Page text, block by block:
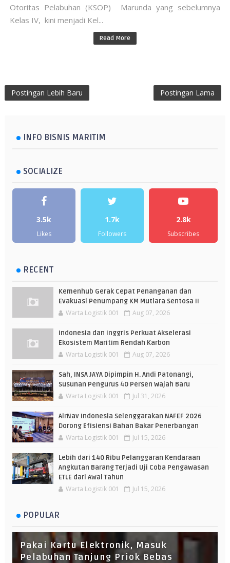
Otoritas Pelabuhan (KSOP) Marunda yang sebelumnya
Kelas IV, kini menjadi Kel...
Read More
Postingan Lebih Baru Postingan Lama
INFO BISNIS MARITIM
SOCIALIZE
3.5k
Likes
1.7k
Followers
2.8k
Subscribes
RECENT
Kemenhub Gerak Cepat Penanganan dan
Evakuasi Penumpang KM Mutiara Sentosa II
Warta Logistik 001 Aug 07, 2026
Indonesia dan Inggris Perkuat Akselerasi
Ekosistem Maritim Rendah Karbon
Warta Logistik 001 Aug 07, 2026
Sah, INSA JAYA Dipimpin H. Andi Patonangi,
Susunan Pengurus 40 Persen Wajah Baru
Warta Logistik 001 Jul 31, 2026
AirNav Indonesia Selenggarakan NAFEF 2026
Dorong Efisiensi Bahan Bakar Penerbangan
Warta Logistik 001 Jul 15, 2026
Lebih dari 140 Ribu Pelanggaran Kendaraan
Angkutan Barang Terjadi Uji Coba Pengawasan
ETLE dari Awal Tahun
Warta Logistik 001 Jul 15, 2026
POPULAR
Pakai Kartu Elektronik, Masuk
Pelabuhan Tanjung Priok Bebas